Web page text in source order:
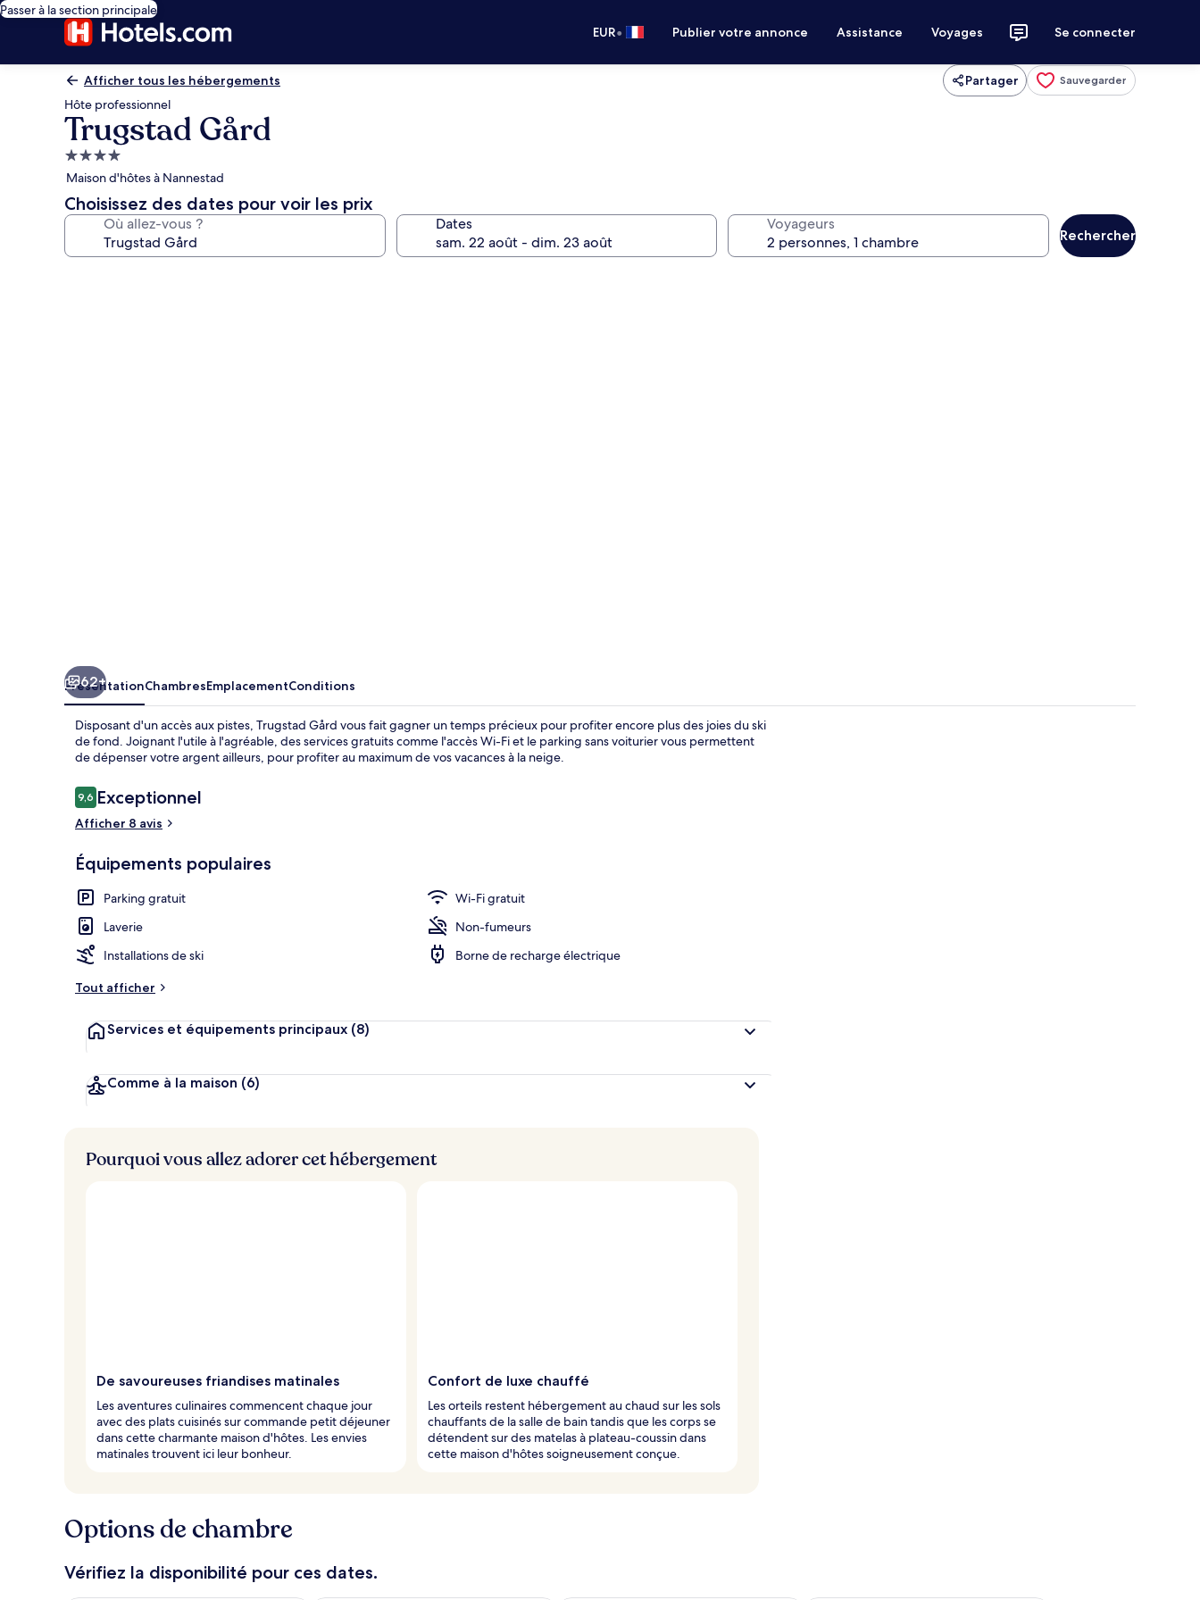
Passer à la section principale
EUR• Publier votre annonce Assistance Voyages Se connecter
Afficher tous les hébergements Partager Sauvegarder
Hôte professionnel
Trugstad Gård
Hébergement
4.0 étoiles
Maison d'hôtes à Nannestad
Choisissez des dates pour voir les prix
Où allez-vous ? Dates Voyageurs
Rechercher
62+
PrésentationChambresEmplacementConditions
Disposant d'un accès aux pistes, Trugstad Gård vous fait gagner un temps précieux pour profiter encore plus des joies du ski
de fond. Joignant l'utile à l'agréable, des services gratuits comme l'accès Wi-Fi et le parking sans voiturier vous permettent
de dépenser votre argent ailleurs, pour profiter au maximum de vos vacances à la neige.
Avis
voyageurs
9,69,6 sur 10
Exceptionnel
Afficher 8 avis
Équipements populaires
Parking gratuit
Wi-Fi gratuit
Laverie
Non-fumeurs
Installations de ski
Borne de recharge électrique
Tout afficher
Services et équipements principaux (8)
Comme à la maison (6)
Pourquoi vous allez adorer cet hébergement
De savoureuses friandises matinales
Les aventures culinaires commencent chaque jour
avec des plats cuisinés sur commande petit déjeuner
dans cette charmante maison d'hôtes. Les envies
matinales trouvent ici leur bonheur.
Confort de luxe chauffé
Les orteils restent hébergement au chaud sur les sols
chauffants de la salle de bain tandis que les corps se
détendent sur des matelas à plateau-coussin dans
cette maison d'hôtes soigneusement conçue.
Options de chambre
Vérifiez la disponibilité pour ces dates.